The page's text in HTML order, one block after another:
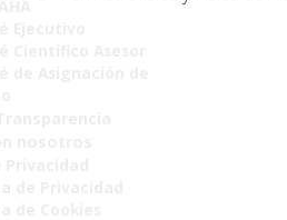
de Privacidad